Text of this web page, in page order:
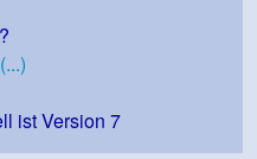
ist Version 7